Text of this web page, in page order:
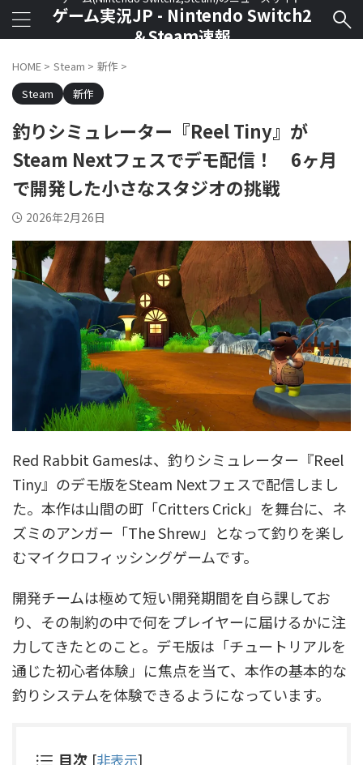
ゲーム実況JP - Nintendo Switch2
＆Steam速報
HOME > Steam > 新作 >
Steam
新作
釣りシミュレーター『Reel Tiny』が
Steam Nextフェスでデモ配信！ 6ヶ月
で開発した小さなスタジオの挑戦
2026年2月26日
Red Rabbit Gamesは、釣りシミュレーター『Reel
Tiny』のデモ版をSteam Nextフェスで配信しまし
た。本作は山間の町「Critters Crick」を舞台に、ネ
ズミのアンガー「The Shrew」となって釣りを楽し
むマイクロフィッシングゲームです。
開発チームは極めて短い開発期間を自ら課してお
り、その制約の中で何をプレイヤーに届けるかに注
力してきたとのこと。デモ版は「チュートリアルを
通じた初心者体験」に焦点を当て、本作の基本的な
釣りシステムを体験できるようになっています。
目次 [非表示]